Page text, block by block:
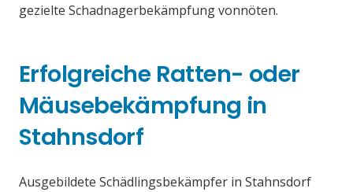
gezielte Schadnagerbekämpfung vonnöten.
Erfolgreiche Ratten- oder
Mäusebekämpfung in
Stahnsdorf
Ausgebildete Schädlingsbekämpfer in Stahnsdorf